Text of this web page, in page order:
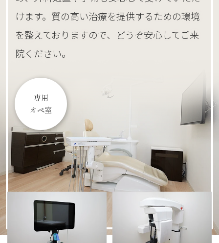
けます。質の高い治療を提供するための環境
を整えておりますので、どうぞ安心してご来
院ください。
専用
オペ室